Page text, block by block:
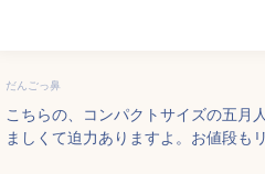
だんごっ鼻
こちらの、コンパクトサイズの五月
ましくて迫力ありますよ。お値段も